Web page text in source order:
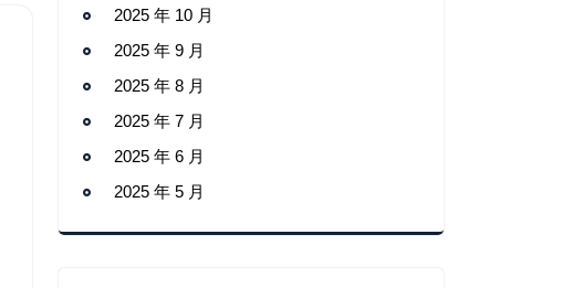
2025 年 10 月
2025 年 9 月
2025 年 8 月
2025 年 7 月
2025 年 6 月
2025 年 5 月